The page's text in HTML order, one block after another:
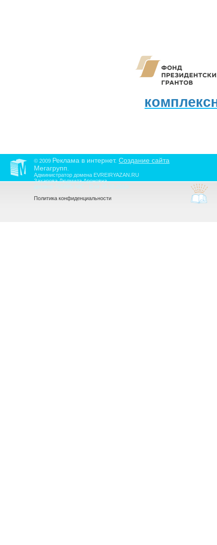
© 2009 Реклама в интернет. Создание сайта
Мегагрупп
Администратор домена EVREIRYAZAN.RU
Захарова Людмила Ароновна
договор 755095/ NIC - D от 25.03.2010г.
Политика конфиденциальности